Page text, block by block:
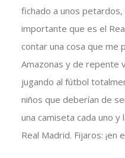
fichado a unos
importante que es el
contar una cosa que me
Amazonas y de repente
jugando al fútbol
niños que deberían de
una camiseta cada uno
Real Madrid. Fijaros: ¡en